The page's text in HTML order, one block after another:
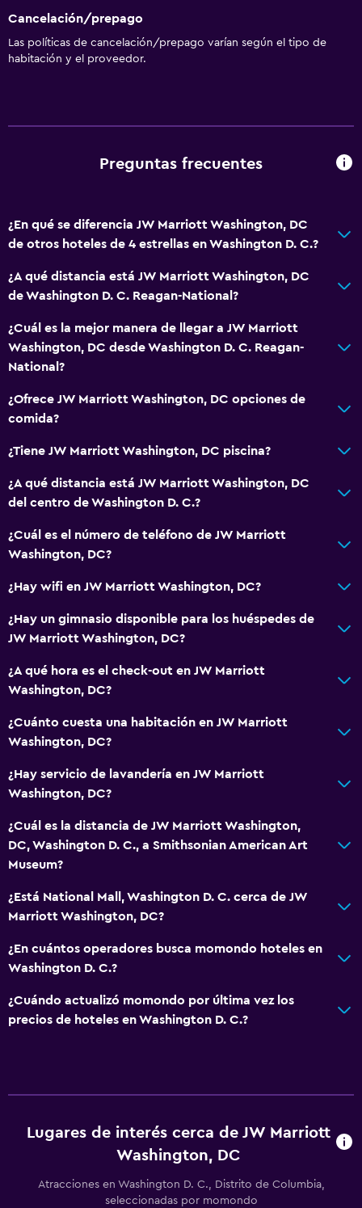
Servicio de habitaciones
Salas de conferencia
Internet
Artículos de aseo gratis
Alarma de humo
Aire acondicionado
Toallas
Gel de ducha
Acondicionador
Baño
Inodoro con cisterna alta
Secador de pelo
Albornoz
Baño privado
Inodoro adaptado
Ducha
Gorro de baño
Aseo
Ducha italiana
Comedor
Menús para dietas especiales (bajo petición)
Restaurante
Bar/lounge
Minibar
Desayuno en la habitación
Cancelación/prepago
Las políticas de cancelación/prepago varían según el tipo de
habitación y el proveedor.
Preguntas frecuentes
¿En qué se diferencia JW Marriott Washington, DC
de otros hoteles de 4 estrellas en Washington D. C.?
¿A qué distancia está JW Marriott Washington, DC
de Washington D. C. Reagan-National?
¿Cuál es la mejor manera de llegar a JW Marriott
Washington, DC desde Washington D. C. Reagan-
National?
¿Ofrece JW Marriott Washington, DC opciones de
comida?
¿Tiene JW Marriott Washington, DC piscina?
¿A qué distancia está JW Marriott Washington, DC
del centro de Washington D. C.?
¿Cuál es el número de teléfono de JW Marriott
Washington, DC?
¿Hay wifi en JW Marriott Washington, DC?
¿Hay un gimnasio disponible para los huéspedes de
JW Marriott Washington, DC?
¿A qué hora es el check-out en JW Marriott
Washington, DC?
¿Cuánto cuesta una habitación en JW Marriott
Washington, DC?
¿Hay servicio de lavandería en JW Marriott
Washington, DC?
¿Cuál es la distancia de JW Marriott Washington,
DC, Washington D. C., a Smithsonian American Art
Museum?
¿Está National Mall, Washington D. C. cerca de JW
Marriott Washington, DC?
¿En cuántos operadores busca momondo hoteles en
Washington D. C.?
¿Cuándo actualizó momondo por última vez los
precios de hoteles en Washington D. C.?
Lugares de interés cerca de JW Marriott
Washington, DC
Atracciones en Washington D. C., Distrito de Columbia,
seleccionadas por momondo